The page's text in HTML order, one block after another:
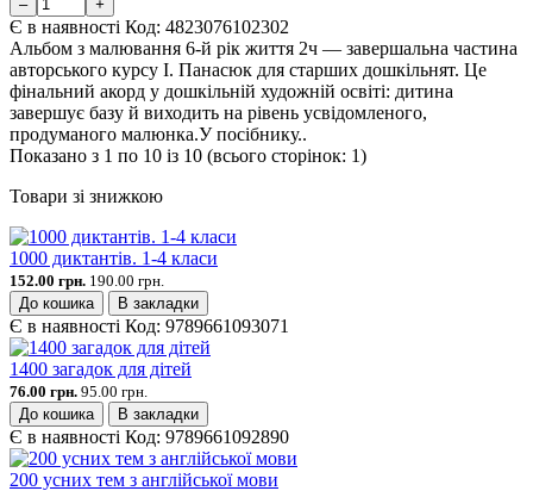
–
+
Є в наявності Код: 4823076102302
Альбом з малювання 6-й рік життя 2ч — завершальна частина
авторського курсу І. Панасюк для старших дошкільнят. Це
фінальний акорд у дошкільній художній освіті: дитина
завершує базу й виходить на рівень усвідомленого,
продуманого малюнка.У посібнику..
Показано з 1 по 10 із 10 (всього сторінок: 1)
Товари зі знижкою
1000 диктантів. 1-4 класи
152.00 грн. 190.00 грн.
До кошика
В закладки
Є в наявності Код: 9789661093071
1400 загадок для дітей
76.00 грн. 95.00 грн.
До кошика
В закладки
Є в наявності Код: 9789661092890
200 усних тем з англійської мови